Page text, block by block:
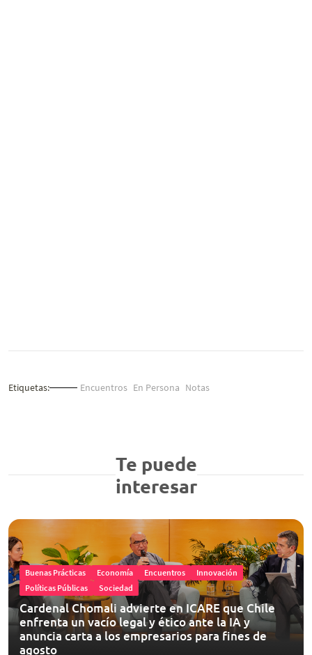
Etiquetas: Encuentros En Persona Notas
Te puede
interesar
Buenas Prácticas Economía Encuentros
Innovación
Políticas Públicas
Sociedad
Cardenal Chomali advierte en ICARE que Chile
enfrenta un vacío legal y ético ante la IA y
anuncia carta a los empresarios para fines de
agosto